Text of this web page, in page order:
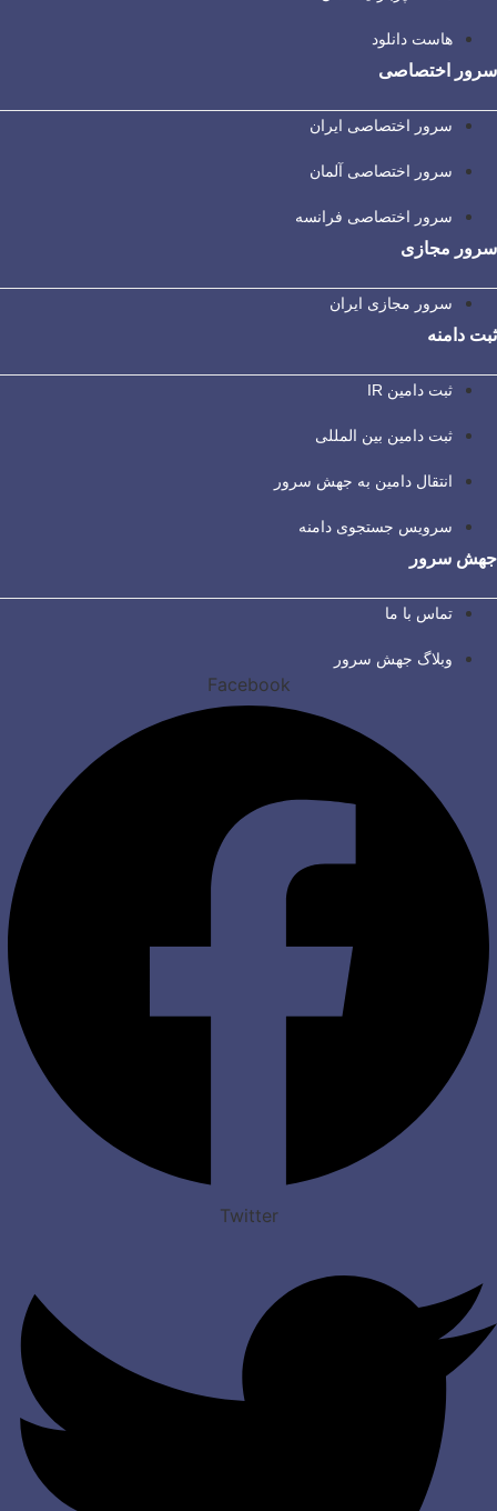
هاست دانلود
سرور اختصاصی
سرور اختصاصی ایران
سرور اختصاصی آلمان
سرور اختصاصی فرانسه
سرور مجازی
سرور مجازی ایران
ثبت دامنه
ثبت دامین IR
ثبت دامین بین المللی
انتقال دامین به جهش سرور
سرویس جستجوی دامنه
جهش سرور
تماس با ما
وبلاگ جهش سرور
Facebook
Twitter